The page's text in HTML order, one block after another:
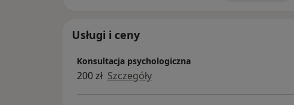
Usługi i ceny
Konsultacja psychologiczna
200 zł Szczegóły